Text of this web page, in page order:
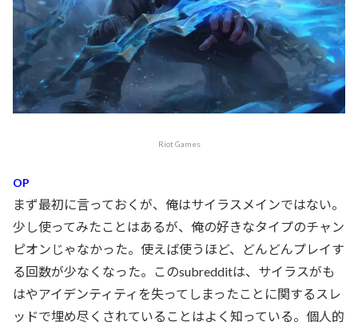
Riot Games
OP
まず最初に言っておくが、俺はサイラスメインではない。
少し使ってみたことはあるが、俺の好きなタイプのチャン
ピオンじゃなかった。使えば使うほど、どんどんプレイす
る回数が少なくなった。このsubredditは、サイラスがも
はやアイデンティティを失ってしまったことに関するスレ
ッドで埋め尽くされていることはよく知っている。個人的